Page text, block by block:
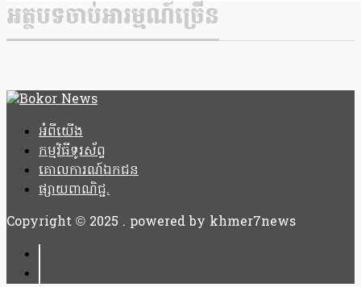
អត្ថបទចាប់អារម្មណ៍ច្រើន
អំពីយើង
កម្មវិធីទូរស័ព្ទ
គោលការណ៍ឯកជន
ផ្សាយពាណិជ្ជ.
Copyright © 2025 . powered by khmer7news